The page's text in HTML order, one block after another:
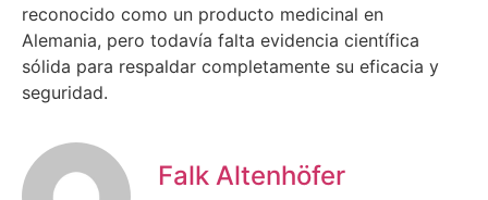
reconocido como un producto medicinal en
Alemania, pero todavía falta evidencia científica
sólida para respaldar completamente su eficacia y
seguridad.
Falk Altenhöfer